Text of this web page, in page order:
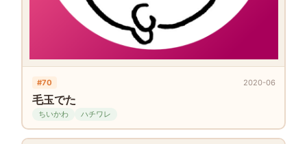
#70 2020-06
毛玉でた
ちいかわ ハチワレ